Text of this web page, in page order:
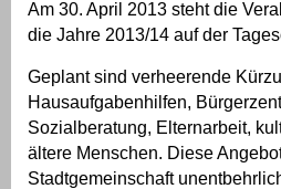
Am 30. April 2013 steht die
die Jahre 2013/14 auf der
Geplant sind verheerende
Hausaufgabenhilfen,
Sozialberatung, Elternarbeit,
ältere Menschen. Diese
Stadtgemeinschaft